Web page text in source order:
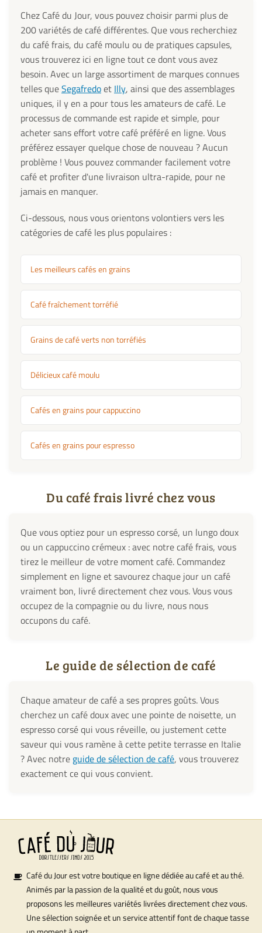
Chez Café du Jour, vous pouvez choisir parmi plus de
200 variétés de café différentes. Que vous recherchiez
du café frais, du café moulu ou de pratiques capsules,
vous trouverez ici en ligne tout ce dont vous avez
besoin. Avec un large assortiment de marques connues
telles queSegafredoet Illy, ainsi que des assemblages
uniques, il y en a pour tous les amateurs de café. Le
processus de commande est rapide et simple, pour
acheter sans effort votre café préféré en ligne. Vous
préférez essayer quelque chose de nouveau ? Aucun
problème ! Vous pouvez commander facilement votre
café et profiter d'une livraison ultra-rapide, pour ne
jamais en manquer.
Ci-dessous, nous vous orientons volontiers vers les
catégories de café les plus populaires :
Les meilleurs cafés en grains
Café fraîchement torréfié
Grains de café verts non torréfiés
Délicieux café moulu
Cafés en grains pour cappuccino
Cafés en grains pour espresso
Du café frais livré chez vous
Que vous optiez pour un espresso corsé, un lungo doux
ou un cappuccino crémeux : avec notre café frais, vous
tirez le meilleur de votre moment café. Commandez
simplement en ligne et savourez chaque jour un café
vraiment bon, livré directement chez vous. Vous vous
occupez de la compagnie ou du livre, nous nous
occupons du café.
Le guide de sélection de café
Chaque amateur de café a ses propres goûts. Vous
cherchez un café doux avec une pointe de noisette, un
espresso corsé qui vous réveille, ou justement cette
saveur qui vous ramène à cette petite terrasse en Italie
? Avec notre guide de sélection de café, vous trouverez
exactement ce qui vous convient.
Café du Jour est votre boutique en ligne dédiée au café et au thé.
Animés par la passion de la qualité et du goût, nous vous
proposons les meilleures variétés livrées directement chez vous.
Une sélection soignée et un service attentif font de chaque tasse